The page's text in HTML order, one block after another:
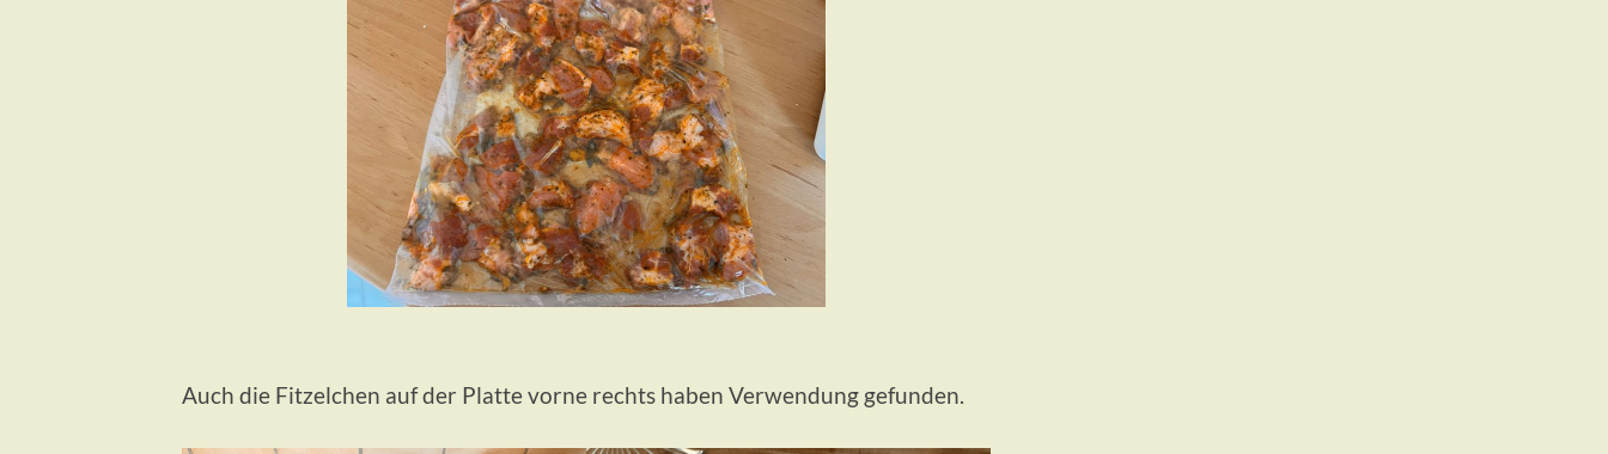
Auch die Fitzelchen auf der Platte vorne rechts haben Verwendung gefunden.